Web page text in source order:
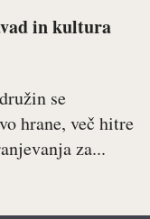
in kultura
se
hrane, več hitre
za...